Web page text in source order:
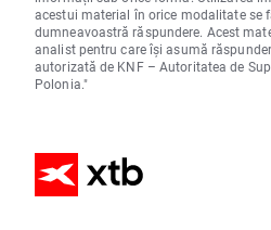
acestui material în orice modalitate se
dumneavoastră răspundere. Acest
analist pentru care își asumă
autorizată de KNF – Autoritatea de
Polonia."